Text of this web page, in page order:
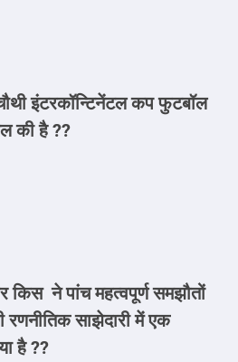
इंटरकॉन्टिनेंटल कप फुटबॉल
की है ??
किस ने पांच महत्वपूर्ण समझौतों
रणनीतिक साझेदारी में एक
है ??